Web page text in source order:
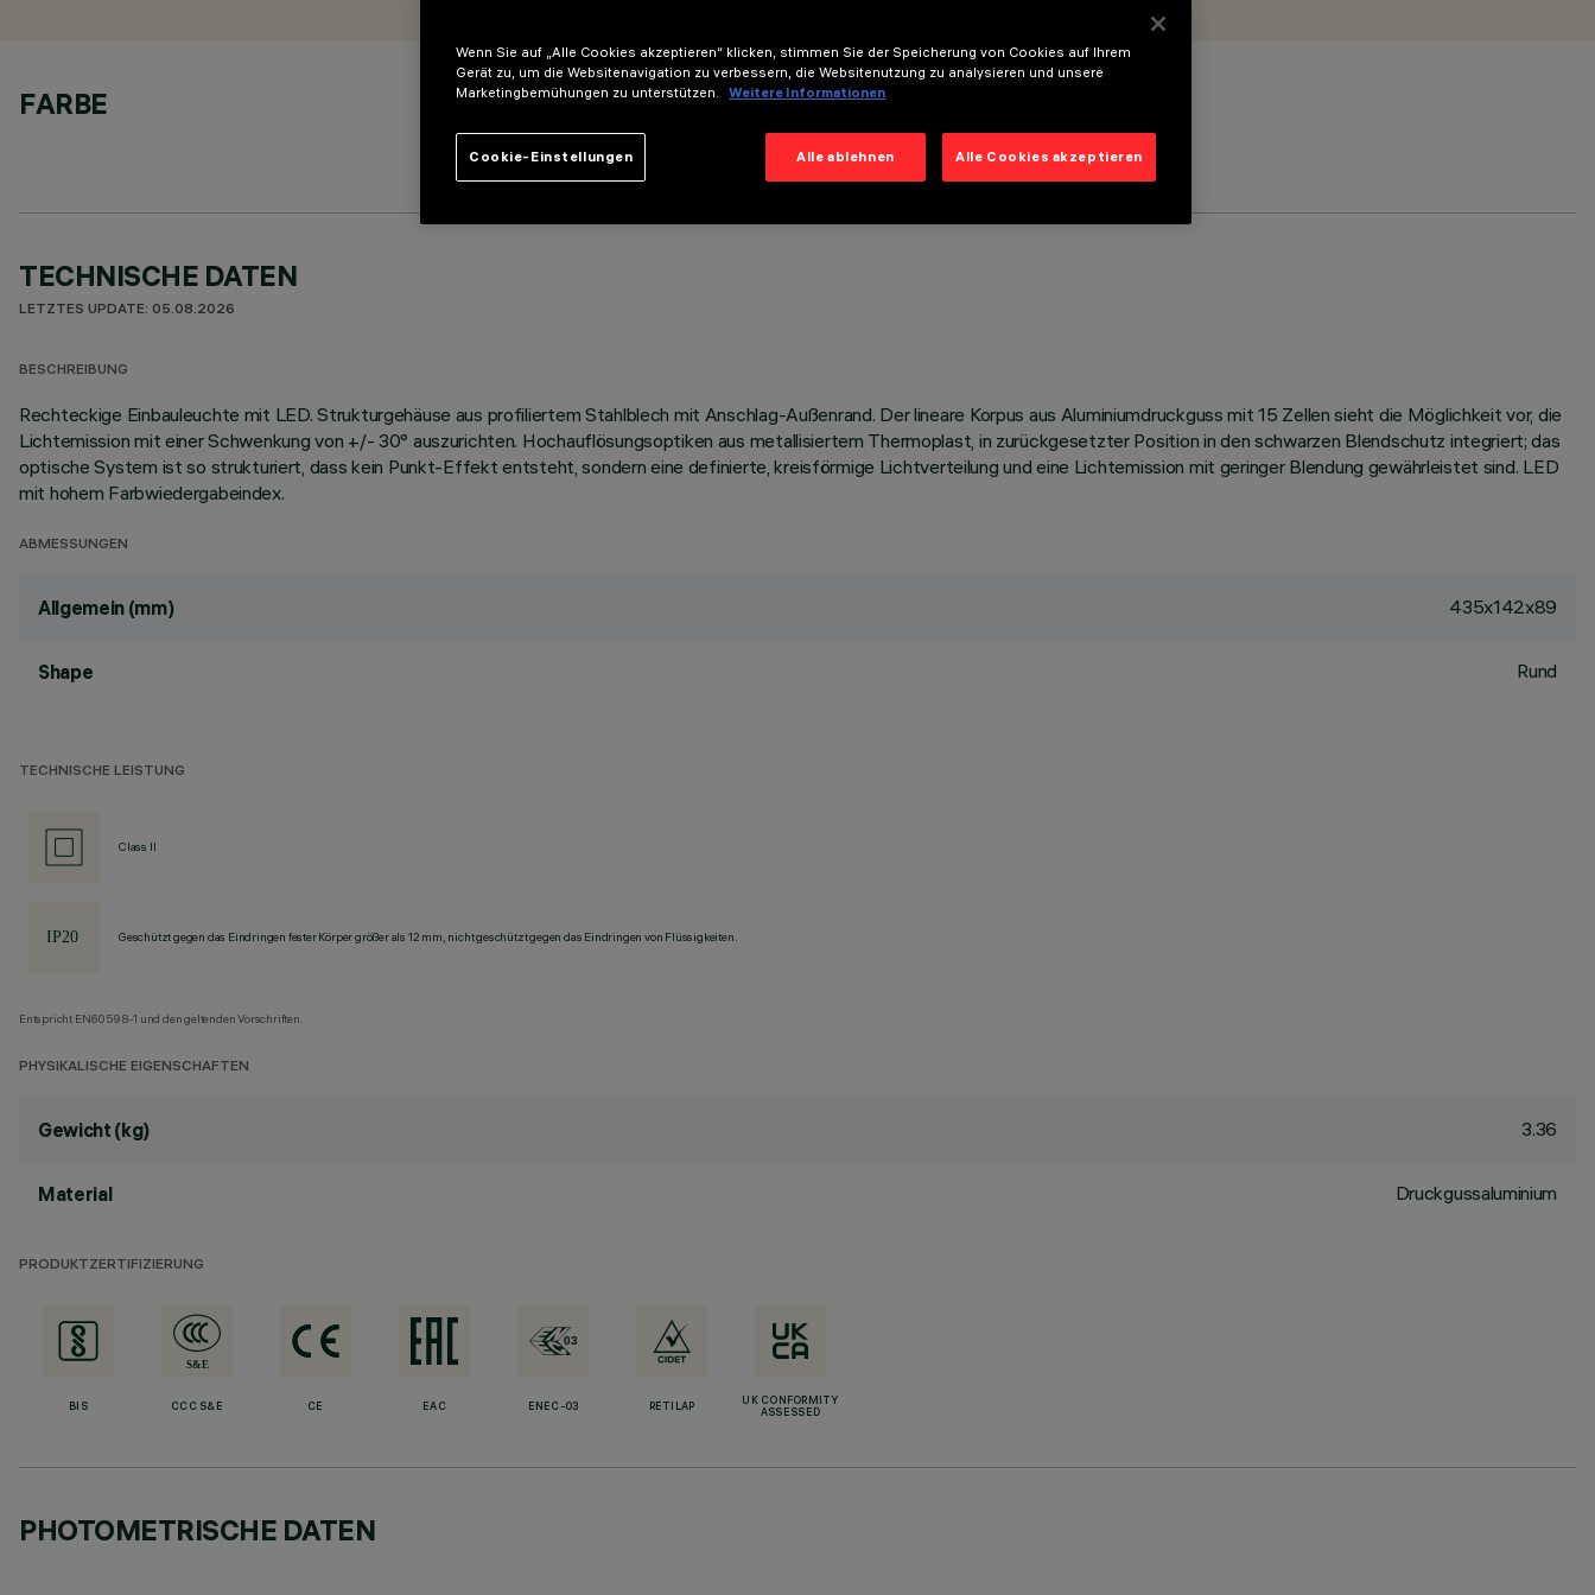
FARBE
TECHNISCHE DATEN
LETZTES UPDATE: 05.08.2026
BESCHREIBUNG
Rechteckige Einbauleuchte mit LED. Strukturgehäuse aus profiliertem Stahlblech mit Anschlag-Außenrand. Der lineare Korpus aus Aluminiumdruckguss mit 15 Zellen sieht die Möglichkeit vor, die
Lichtemission mit einer Schwenkung von +/- 30° auszurichten. Hochauflösungsoptiken aus metallisiertem Thermoplast, in zurückgesetzter Position in den schwarzen Blendschutz integriert; das
optische System ist so strukturiert, dass kein Punkt-Effekt entsteht, sondern eine definierte, kreisförmige Lichtverteilung und eine Lichtemission mit geringer Blendung gewährleistet sind. LED
mit hohem Farbwiedergabeindex.
ABMESSUNGEN
Allgemein (mm) 435x142x89
Shape Rund
TECHNISCHE LEISTUNG
Class II
Geschützt gegen das Eindringen fester Körper größer als 12 mm, nicht geschützt gegen das Eindringen von Flüssigkeiten.
Entspricht EN60598-1 und den geltenden Vorschriften.
PHYSIKALISCHE EIGENSCHAFTEN
Gewicht (kg) 3.36
Material Druckgussaluminium
PRODUKTZERTIFIZIERUNG
BIS CCC S&E CE EAC ENEC-03 RETILAP
UK CONFORMITY
ASSESSED
PHOTOMETRISCHE DATEN
Wenn Sie auf „Alle Cookies akzeptieren“ klicken, stimmen Sie der Speicherung von Cookies auf Ihrem
Gerät zu, um die Websitenavigation zu verbessern, die Websitenutzung zu analysieren und unsere
Marketingbemühungen zu unterstützen.
Weitere Informationen
Alle ablehnen Alle Cookies akzeptieren
Cookie-Einstellungen